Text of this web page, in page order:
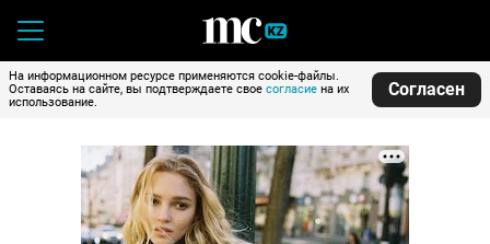
На информационном ресурсе применяются cookie-файлы.
Оставаясь на сайте, вы подтверждаете свое согласие на их
использование.
Согласен